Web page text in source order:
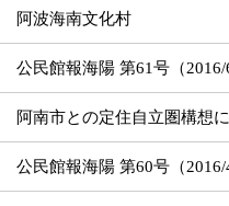
阿波海南文化村
公民館報海陽 第61号（2016/
阿南市との定住自立圏構想
公民館報海陽 第60号（2016/